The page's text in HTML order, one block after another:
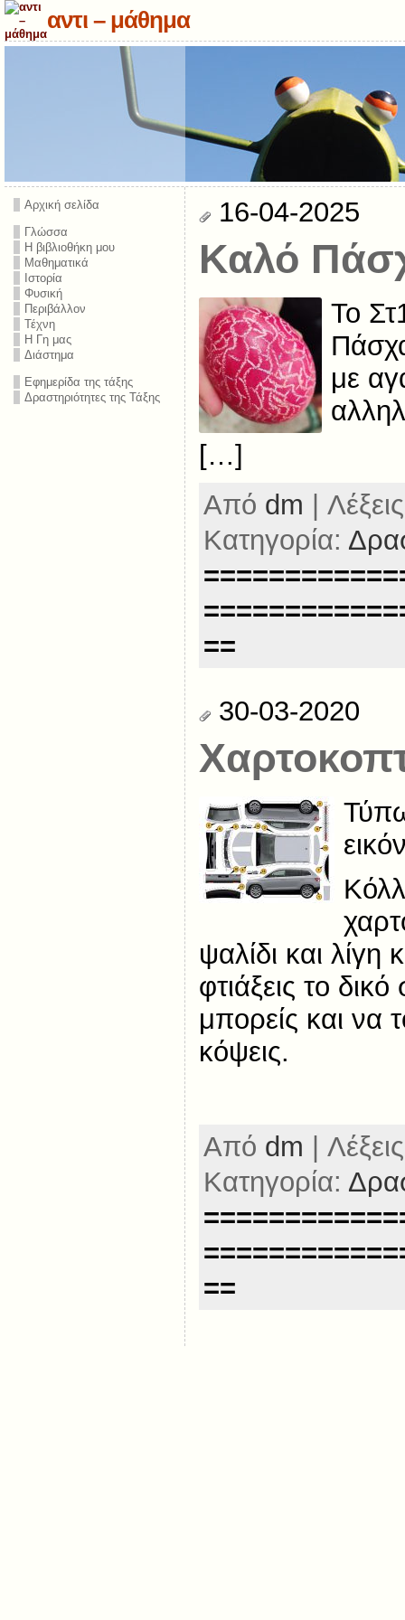
αντι – μάθημα
Αρχική σελίδα
Γλώσσα
Η βιβλιοθήκη μου
Μαθηματικά
Ιστορία
Φυσική
Περιβάλλον
Τέχνη
Η Γη μας
Διάστημα
Εφημερίδα της τάξης
Δραστηριότητες της Τάξης
16-04-2025
Καλό
Το
με
[…]
Από dm |
Κατηγορία:
==
30-03-2020
ψαλίδι και
φτιάξεις το
μπορείς και να
κόψεις.
Από dm |
Κατηγορία:
==